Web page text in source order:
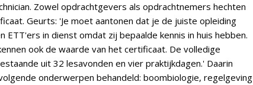
Zowel opdrachtgevers als opdrachtnemers hechten
Geurts: 'Je moet aantonen dat je de juiste opleiding
ETT'ers in dienst omdat zij bepaalde kennis in huis hebben.
ook de waarde van het certificaat. De volledige
uit 32 lesavonden en vier praktijkdagen.' Daarin
onderwerpen behandeld: boombiologie, regelgeving